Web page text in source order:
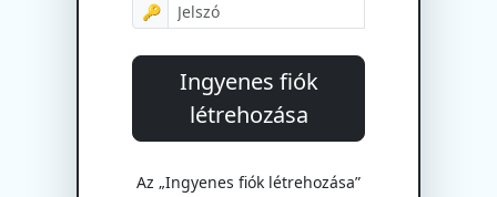
🔑
Ingyenes fiók
létrehozása
Az „Ingyenes fiók létrehozása”